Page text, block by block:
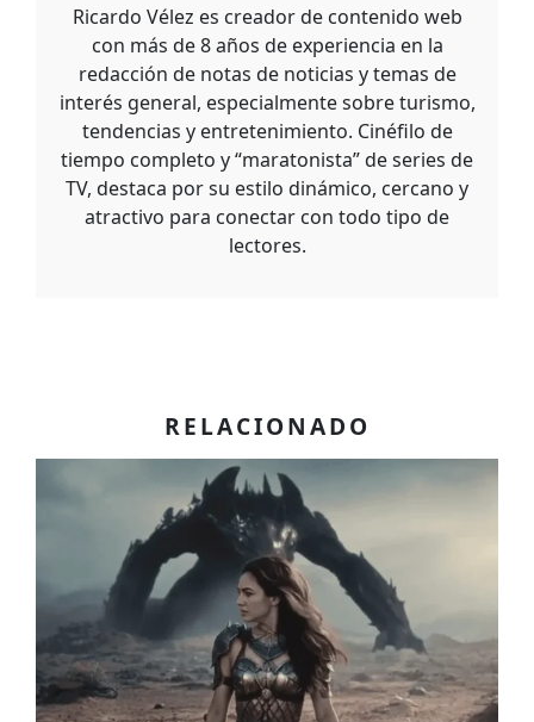
Ricardo Vélez es creador de contenido web
con más de 8 años de experiencia en la
redacción de notas de noticias y temas de
interés general, especialmente sobre turismo,
tendencias y entretenimiento. Cinéfilo de
tiempo completo y “maratonista” de series de
TV, destaca por su estilo dinámico, cercano y
atractivo para conectar con todo tipo de
lectores.
RELACIONADO